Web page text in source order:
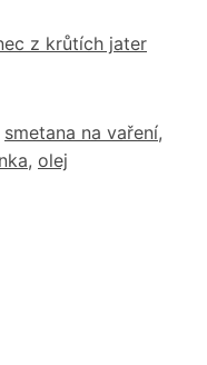
z krůtích jater
smetana na vaření,
, olej